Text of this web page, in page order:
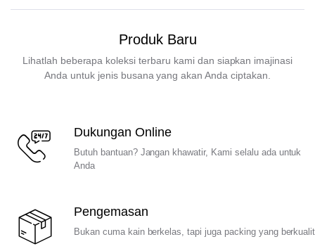
Produk Baru
Lihatlah beberapa koleksi terbaru kami dan siapkan imajinasi
Anda untuk jenis busana yang akan Anda ciptakan.
Dukungan Online
Butuh bantuan? Jangan khawatir, Kami selalu ada untuk
Anda
Pengemasan
Bukan cuma kain berkelas, tapi juga packing yang